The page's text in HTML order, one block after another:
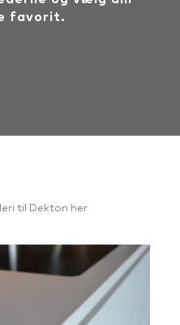
favorit.
til Dekton her